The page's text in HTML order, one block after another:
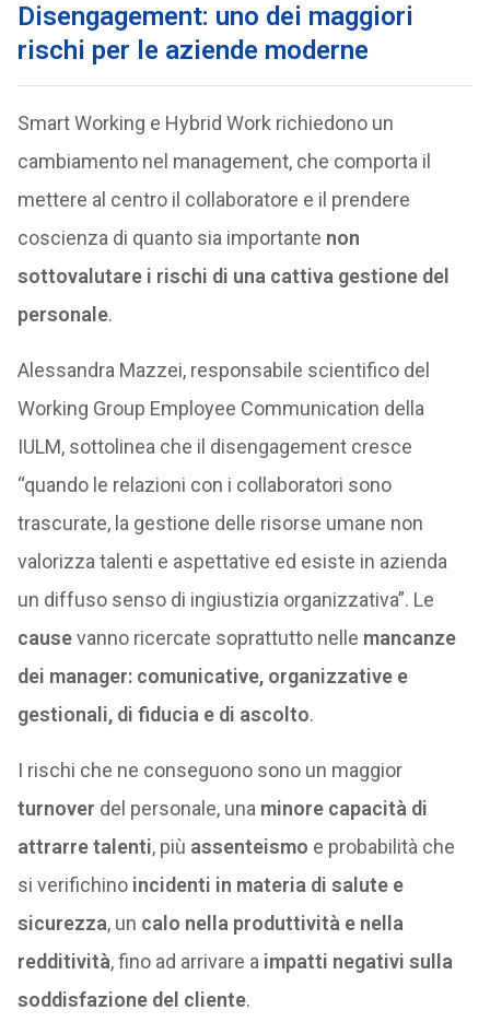
Disengagement: uno dei maggiori
rischi per le aziende moderne
Smart Working e Hybrid Work richiedono un
cambiamento nel management, che comporta il
mettere al centro il collaboratore e il prendere
coscienza di quanto sia importante non
sottovalutare i rischi di una cattiva gestione del
personale.
Alessandra Mazzei, responsabile scientifico del
Working Group Employee Communication della
IULM, sottolinea che il disengagement cresce
“quando le relazioni con i collaboratori sono
trascurate, la gestione delle risorse umane non
valorizza talenti e aspettative ed esiste in azienda
un diffuso senso di ingiustizia organizzativa”. Le
causevanno ricercate soprattutto nelle mancanze
dei manager: comunicative, organizzative e
gestionali, di fiducia e di ascolto.
I rischi che ne conseguono sono un maggior
turnover del personale, una minore capacità di
attrarre talenti, più assenteismo e probabilità che
si verifichino incidenti in materia di salute e
sicurezza, un calo nella produttività e nella
redditività, fino ad arrivare a impatti negativi sulla
soddisfazione del cliente.